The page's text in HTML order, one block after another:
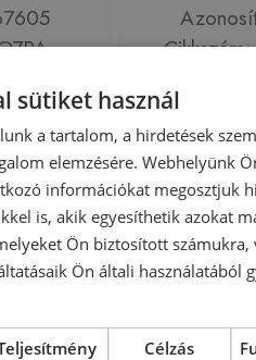
Ft 122 600 Ft
-13% Rendelésre
sütiket használ
a tartalom, a hirdetések
elemzésére. Webhelyünk
információkat megosztjuk
is, akik egyesíthetik azokat
Ön biztosított számukra,
Ön általi használatából
Célzás